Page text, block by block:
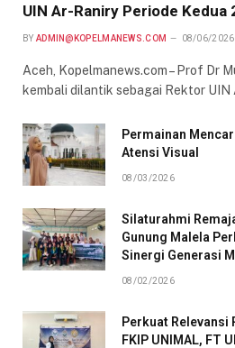
UIN Ar-Raniry Periode Kedua
BY ADMIN@KOPELMANEWS.COM 08/06/2026
Aceh, Kopelmanews.com – Prof Dr
kembali dilantik sebagai Rektor
Permainan
Atensi Visual
08/03/2026
Silaturahmi
Gunung Malela
Sinergi Generasi
08/02/2026
Perkuat
FKIP UNIMAL, FT